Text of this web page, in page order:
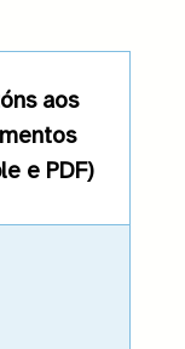
aos
e PDF)